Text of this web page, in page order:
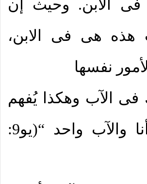
فى الابن. وحيث إن
هذه هى فى الابن،
نفسها
فى الآب وهكذا يُفهم
القول ” أنا والآب واحد “(يو9: